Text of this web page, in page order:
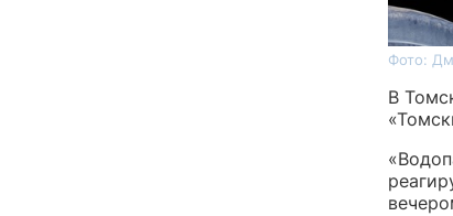
Фото:
В